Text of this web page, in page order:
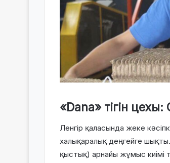
«Dana» тігін
Ленгір қаласында жеке
халықаралық деңгейге
қыстық) арнайы жұмыс киімі